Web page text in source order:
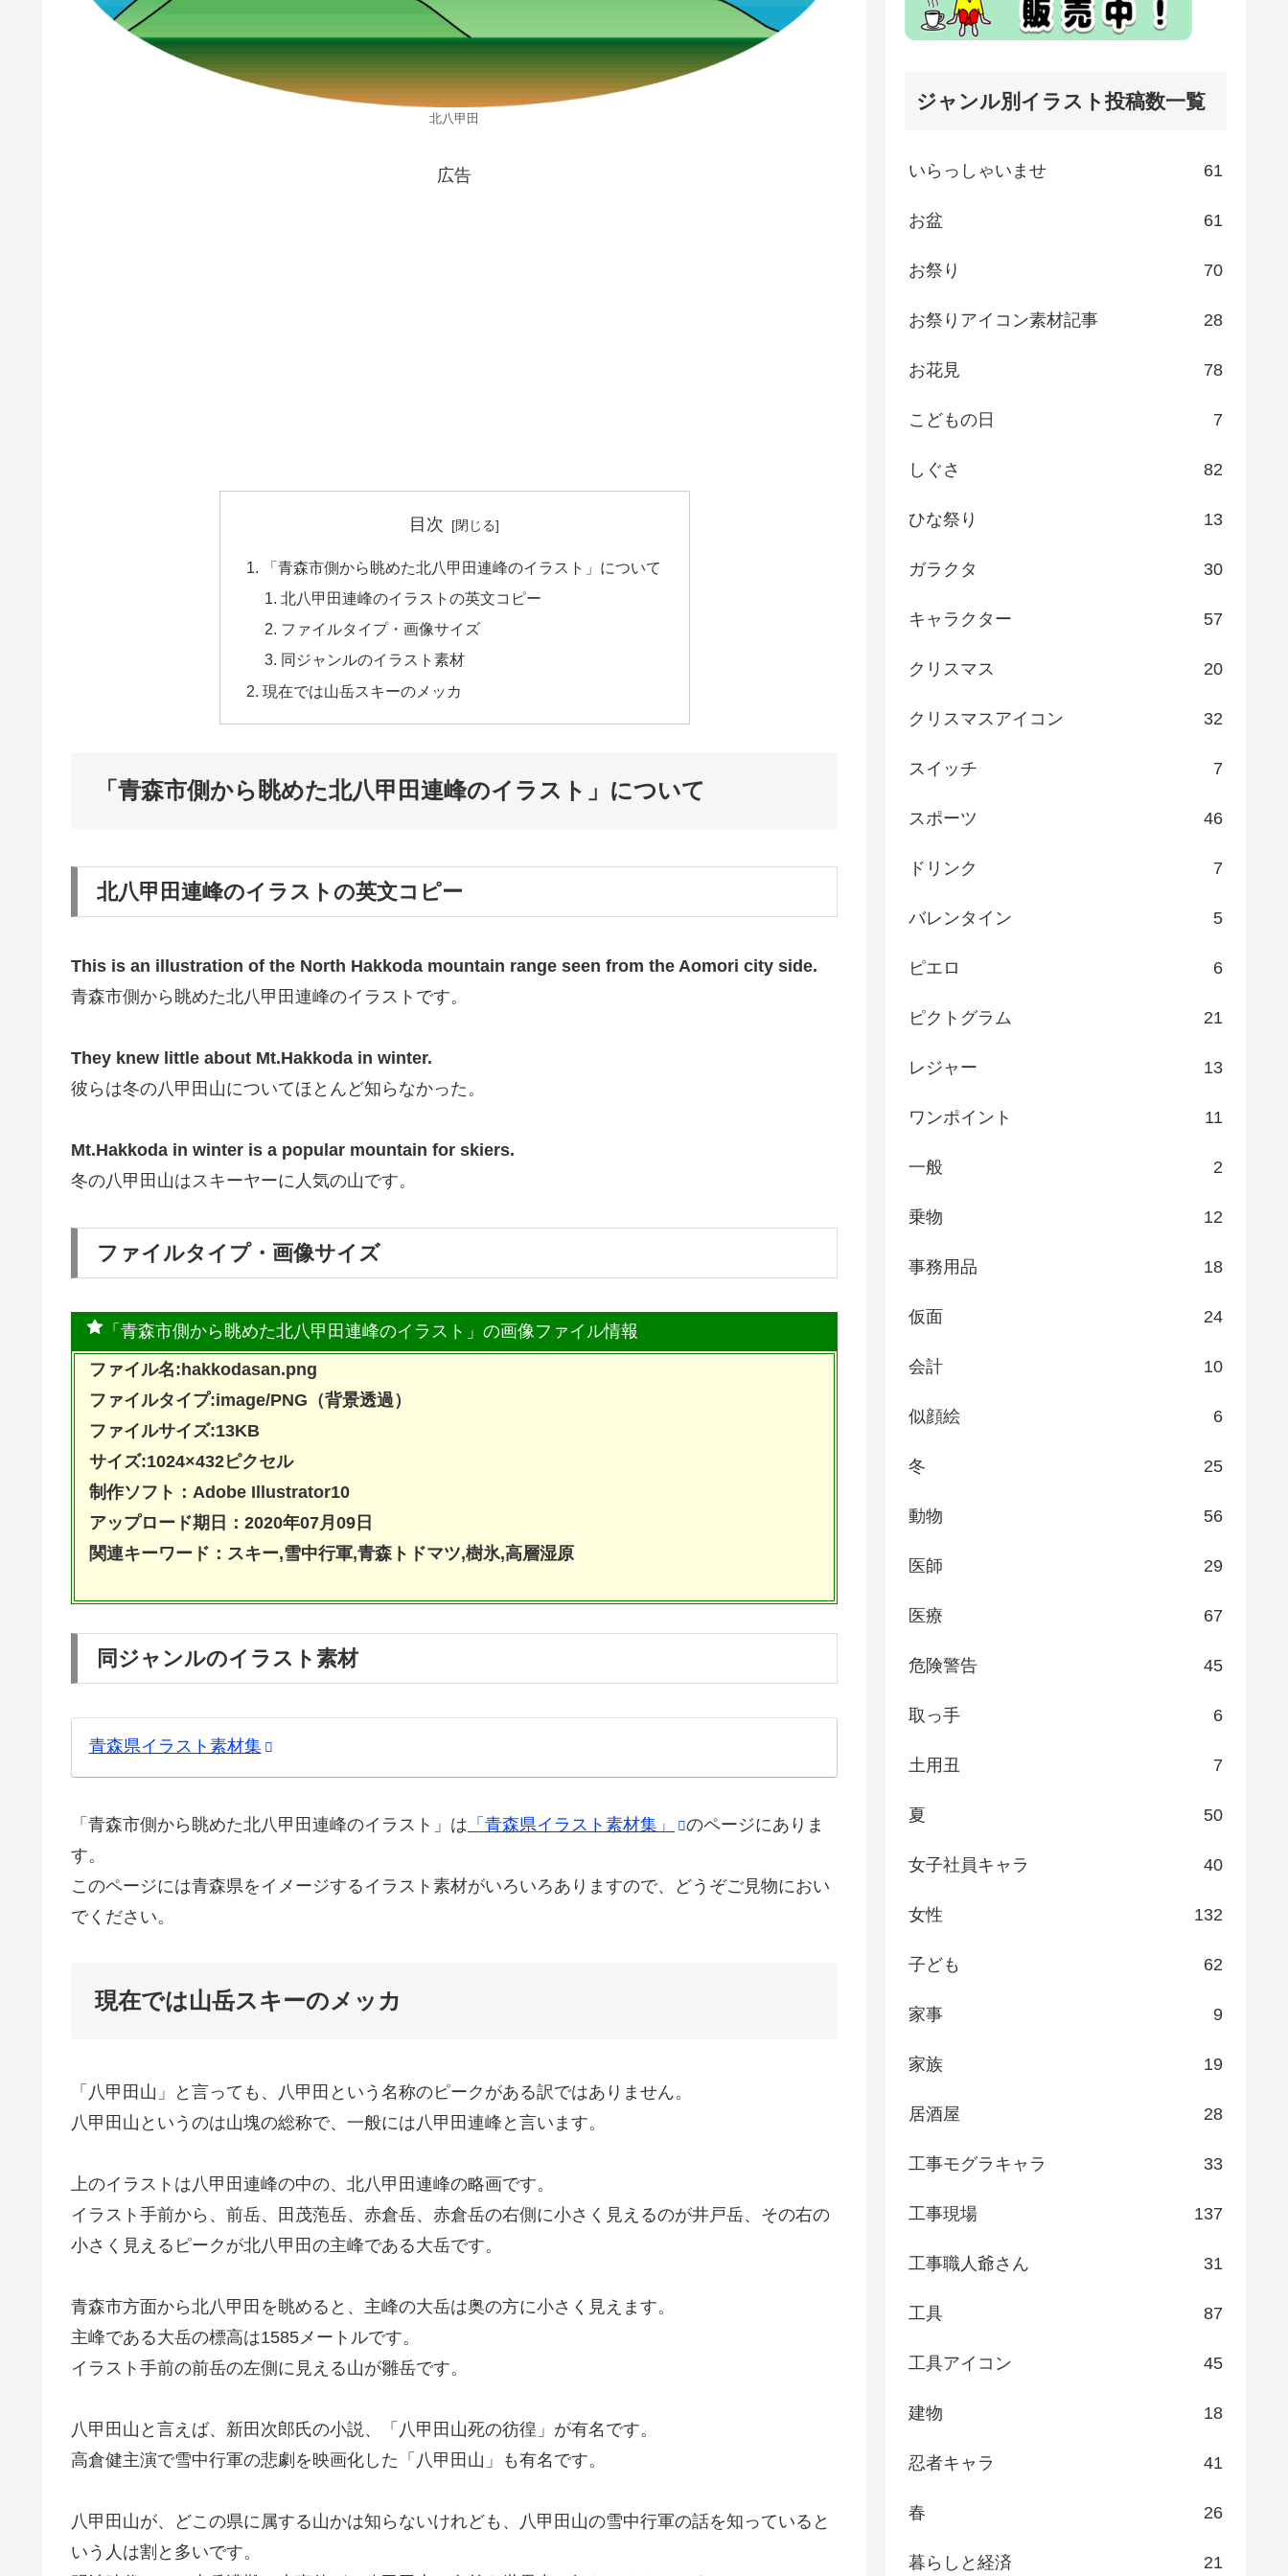
北八甲田
広告
目次
「青森市側から眺めた北八甲田連峰のイラスト」について
北八甲田連峰のイラストの英文コピー
ファイルタイプ・画像サイズ
同ジャンルのイラスト素材
現在では山岳スキーのメッカ
「青森市側から眺めた北八甲田連峰のイラスト」について
北八甲田連峰のイラストの英文コピー
This is an illustration of the North Hakkoda mountain range seen from the Aomori city side.
青森市側から眺めた北八甲田連峰のイラストです。
They knew little about Mt.Hakkoda in winter.
彼らは冬の八甲田山についてほとんど知らなかった。
Mt.Hakkoda in winter is a popular mountain for skiers.
冬の八甲田山はスキーヤーに人気の山です。
ファイルタイプ・画像サイズ
「青森市側から眺めた北八甲田連峰のイラスト」の画像ファイル情報
ファイル名:hakkodasan.png
ファイルタイプ:image/PNG（背景透過）
ファイルサイズ:13KB
サイズ:1024×432ピクセル
制作ソフト：Adobe Illustrator10
アップロード期日：2020年07月09日
関連キーワード：スキー,雪中行軍,青森トドマツ,樹氷,高層湿原
同ジャンルのイラスト素材
青森県イラスト素材集
「青森市側から眺めた北八甲田連峰のイラスト」は 「青森県イラスト素材集」
のページにありま
す。
このページには青森県をイメージするイラスト素材がいろいろありますので、どうぞご見物におい
でください。
現在では山岳スキーのメッカ
「八甲田山」と言っても、八甲田という名称のピークがある訳ではありません。
八甲田山というのは山塊の総称で、一般には八甲田連峰と言います。
上のイラストは八甲田連峰の中の、北八甲田連峰の略画です。
イラスト手前から、前岳、田茂萢岳、赤倉岳、赤倉岳の右側に小さく見えるのが井戸岳、その右の
小さく見えるピークが北八甲田の主峰である大岳です。
青森市方面から北八甲田を眺めると、主峰の大岳は奥の方に小さく見えます。
主峰である大岳の標高は1585メートルです。
イラスト手前の前岳の左側に見える山が雛岳です。
八甲田山と言えば、新田次郎氏の小説、「八甲田山死の彷徨」が有名です。
高倉健主演で雪中行軍の悲劇を映画化した「八甲田山」も有名です。
八甲田山が、どこの県に属する山かは知らないけれども、八甲田山の雪中行軍の話を知っていると
いう人は割と多いです。
ジャンル別イラスト投稿数一覧
いらっしゃいませ 61
お盆 61
お祭り 70
お祭りアイコン素材記事 28
お花見 78
こどもの日 7
しぐさ 82
ひな祭り 13
ガラクタ 30
キャラクター 57
クリスマス 20
クリスマスアイコン 32
スイッチ 7
スポーツ 46
ドリンク 7
バレンタイン 5
ピエロ 6
ピクトグラム 21
レジャー 13
ワンポイント 11
一般 2
乗物 12
事務用品 18
仮面 24
会計 10
似顔絵 6
冬 25
動物 56
医師 29
医療 67
危険警告 45
取っ手 6
土用丑 7
夏 50
女子社員キャラ 40
女性 132
子ども 62
家事 9
家族 19
居酒屋 28
工事モグラキャラ 33
工事現場 137
工事職人爺さん 31
工具 87
工具アイコン 45
建物 18
忍者キャラ 41
春 26
暮らしと経済 21